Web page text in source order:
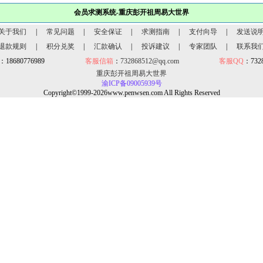
会员求测系统-重庆彭开祖周易大世界
于我们 常见问题 安全保证 求测指南 支付向导
发送说明
款规则
积分兑奖 汇款确认 投诉建议 专家团队
联系我
18680776989
客服信箱 ： 732868512@qq.com 客服QQ ：
重庆彭开祖周易大世界
渝ICP备09005939号
Copyright©1999-2026www.penwsen.com All Rights Reserved